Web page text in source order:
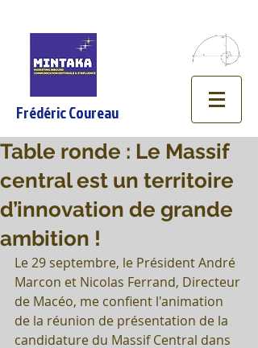
Frédéric Coureau
Table ronde : Le Massif
central est un territoire
d’innovation de grande
ambition !
Le 29 septembre, le Président André
Marcon et Nicolas Ferrand, Directeur
de Macéo, me confient l'animation
de la réunion de présentation de la
candidature du Massif Central dans